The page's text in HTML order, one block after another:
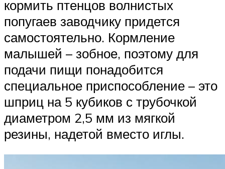
кормить птенцов волнистых
попугаев заводчику придется
самостоятельно. Кормление
малышей – зобное, поэтому для
подачи пищи понадобится
специальное приспособление – это
шприц на 5 кубиков с трубочкой
диаметром 2,5 мм из мягкой
резины, надетой вместо иглы.